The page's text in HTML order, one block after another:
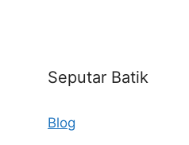
Seputar Batik
Blog